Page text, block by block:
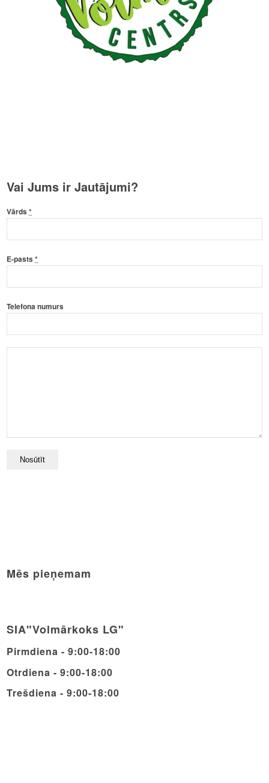
Vai Jums ir Jautājumi?
Vārds*
E-pasts*
Telefona numurs
Mēs pieņemam
SIA"Volmārkoks LG"
Pirmdiena - 9:00-18:00
Otrdiena - 9:00-18:00
Trešdiena - 9:00-18:00